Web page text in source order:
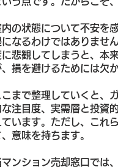
内の状態について不安を
になるわけではありませ
に悲観してしまうと、本
、損を避けるためには欠
こまで整理していくと、
な注目度、実需層と投資
ています。ただし、これ
意味を持ちます。
マンション売却窓口では